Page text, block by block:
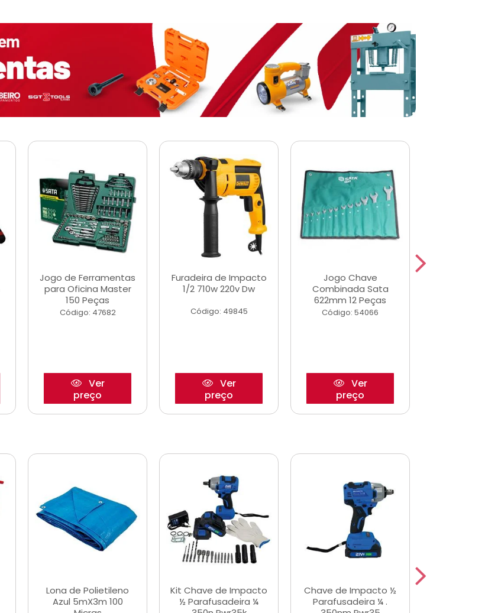
Jogo de Ferramentas
para Oficina Master
150 Peças
Código: 47682
Ver
preço
Furadeira de Impacto
1/2 710w 220v Dw
Código: 49845
Ver
preço
Jogo Chave
Combinada Sata
622mm 12 Peças
Código: 54066
Ver
preço
Lona de Polietileno
Azul 5mX3m 100
Kit Chave de Impacto
½ Parafusadeira ¼
Chave de Impacto ½
Parafusadeira ¼ .